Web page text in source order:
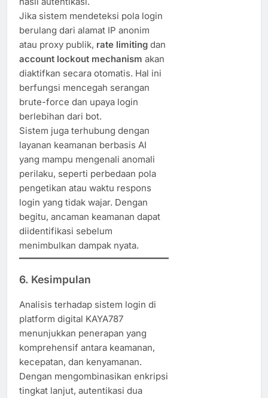
Jika sistem mendeteksi pola login
berulang dari alamat IP anonim
atau proxy publik, rate limiting dan
account lockout mechanism akan
diaktifkan secara otomatis. Hal ini
berfungsi mencegah serangan
brute-force dan upaya login
berlebihan dari bot.
Sistem juga terhubung dengan
layanan keamanan berbasis AI
yang mampu mengenali anomali
perilaku, seperti perbedaan pola
pengetikan atau waktu respons
login yang tidak wajar. Dengan
begitu, ancaman keamanan dapat
diidentifikasi sebelum
menimbulkan dampak nyata.
6. Kesimpulan
Analisis terhadap sistem login di
platform digital KAYA787
menunjukkan penerapan yang
komprehensif antara keamanan,
kecepatan, dan kenyamanan.
Dengan mengombinasikan enkripsi
tingkat lanjut, autentikasi dua